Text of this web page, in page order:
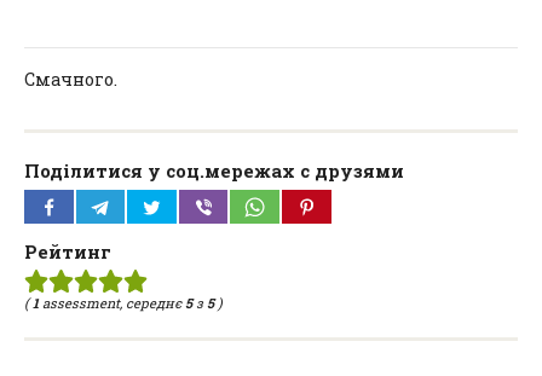
Смачного.
Поділитися у соц.мережах с друзями
Рейтинг
(1assessment, середнє5з 5)